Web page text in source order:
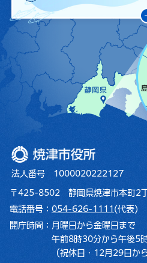
焼津市役所
法人番号 1000020222127
〒425-8502 静岡県焼津市本町2
電話番号： 054-626-1111 (代表)
開庁時間： 月曜日から金曜日まで
午前8時30分から午後5
（祝休日・12月29日か